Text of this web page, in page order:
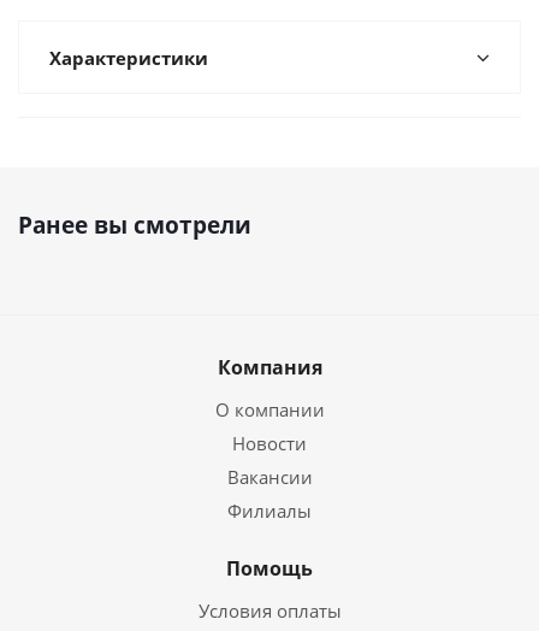
Характеристики
Ранее вы смотрели
Компания
О компании
Новости
Вакансии
Филиалы
Помощь
Условия оплаты